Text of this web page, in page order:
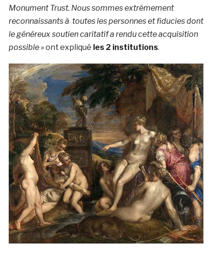
Monument Trust. Nous sommes extrêmement
reconnaissants à toutes les personnes et fiducies dont
le généreux soutien caritatif a rendu cette acquisition
possible »ont expliqué les 2 institutions.